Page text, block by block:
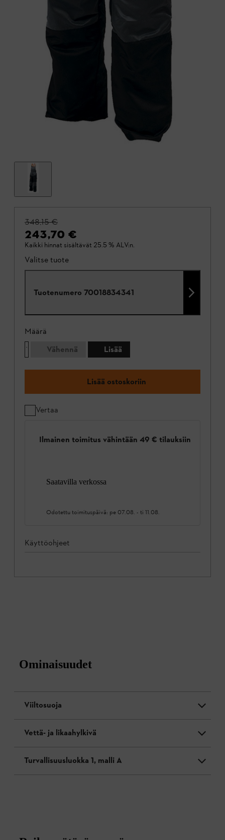
348,15 €
243,70 €
Kaikki hinnat sisältävät 25.5 % ALV:n.
Valitse tuote
Tuotenumero 70018834341
Määrä
Vähennä
Lisää
Lisää ostoskoriin
Vertaa
Ilmainen toimitus vähintään 49 € tilauksiin
Saatavilla verkossa
Odotettu toimituspäivä: pe 07.08. - ti 11.08.
Käyttöohjeet
Ominaisuudet
Viiltosuoja
Vettä- ja likaahylkivä
Turvallisuusluokka 1, malli A